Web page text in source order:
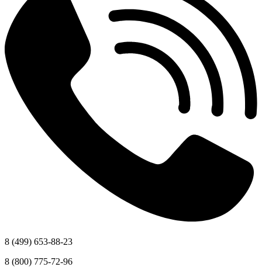
8 (499) 653-88-23
8 (800) 775-72-96